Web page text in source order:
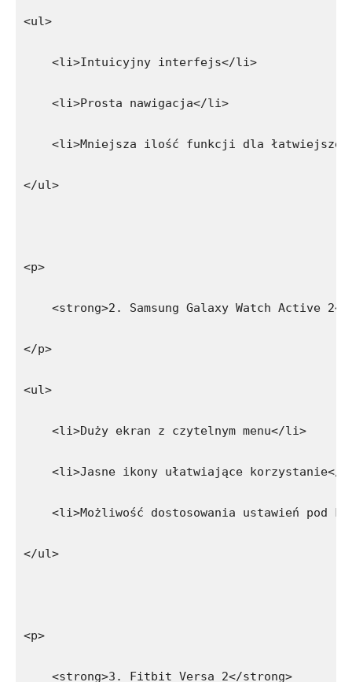
<ul>
    <li>Intuicyjny interfejs</li>
    <li>Prosta nawigacja</li>
<li>Mniejsza ilość funkcji dla
</ul>
<p>
<strong>2. Samsung Galaxy Watch Active
</p>
<ul>
    <li>Duży ekran z czytelnym menu</li>
<li>Jasne ikony ułatwiające korzystanie</
<li>Możliwość dostosowania ustawień pod
</ul>
<p>
    <strong>3. Fitbit Versa 2</strong>